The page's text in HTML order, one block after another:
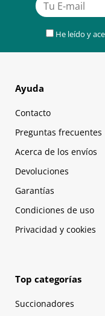
He leído y
Ayuda
Contacto
Preguntas frecuentes
Acerca de los envíos
Devoluciones
Garantías
Condiciones de uso
Privacidad y cookies
Top categorías
Succionadores